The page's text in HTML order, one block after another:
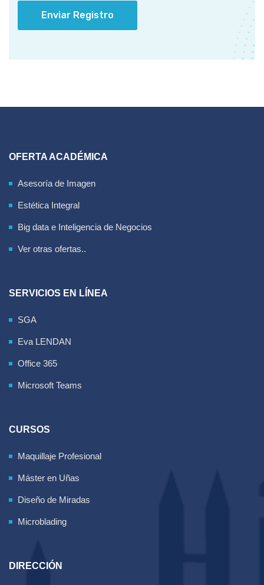
Enviar Registro
OFERTA ACADÉMICA
Asesoría de Imagen
Estética Integral
Big data e Inteligencia de Negocios
Ver otras ofertas..
SERVICIOS EN LÍNEA
SGA
Eva LENDAN
Office 365
Microsoft Teams
CURSOS
Maquillaje Profesional
Máster en Uñas
Diseño de Miradas
Microblading
DIRECCIÓN